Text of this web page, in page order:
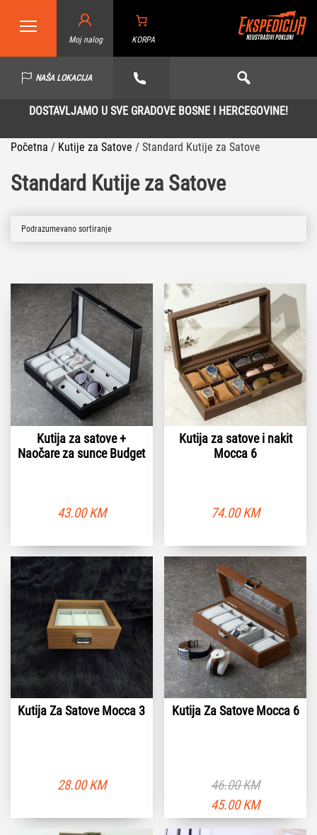
Moj nalog KORPA
NAŠA LOKACIJA
DOSTAVLJAMO U SVE GRADOVE BOSNE I HERCEGOVINE!
Početna / Kutije za Satove / Standard Kutije za Satove
Standard Kutije za Satove
Kutija za satove +
Naočare za sunce Budget
43.00KM
Kutija za satove i nakit
Mocca 6
74.00KM
Kutija Za Satove Mocca 3
28.00KM
Kutija Za Satove Mocca 6
46.00KM
Originalna
cena
45.00KM